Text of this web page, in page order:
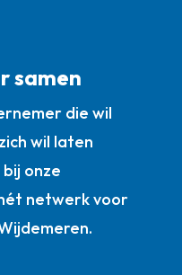
samen
die wil
wil laten
onze
netwerk voor